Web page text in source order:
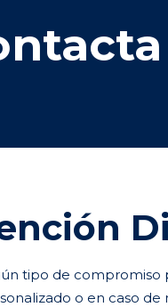
tipo de
o en caso de